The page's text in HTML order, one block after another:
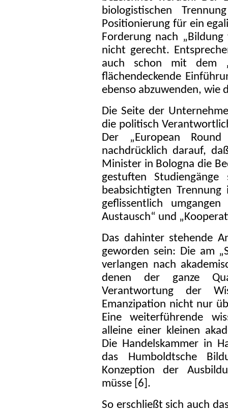
biologistischen
Positionierung für ein
Forderung nach
nicht gerecht.
auch schon mit dem
flächendeckende
ebenso abzuwenden, wie
Die Seite der
die politisch
Der „European
nachdrücklich darauf,
Minister in Bologna die
gestuften
beabsichtigten
geflissentlich
Austausch“ und
Das dahinter stehende
geworden sein: Die am
verlangen nach
denen der ganze
Verantwortung der
Emanzipation nicht nur
Eine weiterführende
alleine einer kleinen
Die Handelskammer in
das Humboldtsche
Konzeption der
müsse [6].
So erschließt sich auch